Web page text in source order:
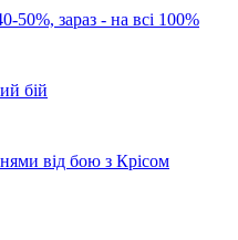
50%, зараз - на всі 100%
бій
від бою з Крісом